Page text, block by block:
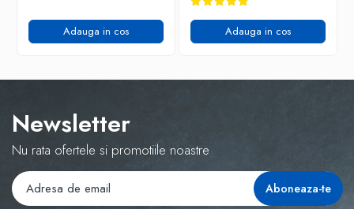
Adauga in cos Adauga in cos
Newsletter
Nu rata ofertele si promotiile noastre